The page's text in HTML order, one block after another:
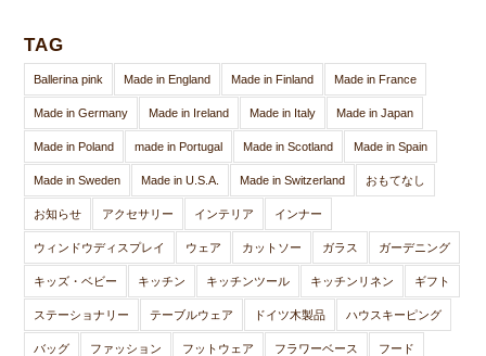
TAG
Ballerina pink Made in England Made in Finland Made in France
Made in Germany Made in Ireland Made in Italy Made in Japan
Made in Poland made in Portugal Made in Scotland Made in Spain
Made in Sweden Made in U.S.A. Made in Switzerland おもてなし
お知らせ アクセサリー インテリア インナー
ウィンドウディスプレイ ウェア カットソー ガラス ガーデニング
キッズ・ベビー キッチン キッチンツール キッチンリネン ギフト
ステーショナリー テーブルウェア ドイツ木製品 ハウスキーピング
バッグ ファッション フットウェア フラワーベース フード